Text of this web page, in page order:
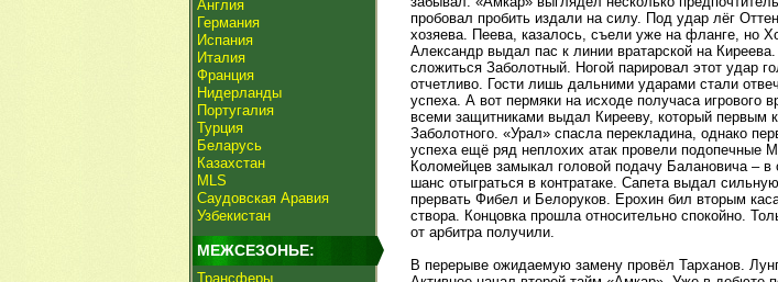
Англия
Германия
Испания
Италия
Франция
Нидерланды
Португалия
Турция
Беларусь
Казахстан
MLS
Саудовская Аравия
Узбекистан
МЕЖСЕЗОНЬЕ:
Трансферы
пробовал пробить издали на силу. Под удар лёг
хозяева. Пеева, казалось, съели уже на фланге, но
Александр выдал пас к линии вратарской на
сложиться Заболотный. Ногой парировал этот удар
отчетливо. Гости лишь дальними ударами стали
успеха. А вот пермяки на исходе получаса
всеми защитниками выдал Кирееву, который первым
Заболотного. «Урал» спасла перекладина, однако
успеха ещё ряд неплохих атак провели подопечные
Коломейцев замыкал головой подачу Балановича –
шанс отыграться в контратаке. Сапета выдал
прервать Фибел и Белоруков. Ерохин бил вторым
створа. Концовка прошла относительно спокойно.
от арбитра получили.
В перерыве ожидаемую замену провёл Тарханов.